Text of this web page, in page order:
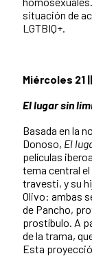
situación de
LGTBIQ+.
Miércoles 21
El lugar sin
Basada en la
Donoso, El
películas
tema central el
travesti, y su
Olivo: ambas
de Pancho,
prostíbulo. A
de la trama,
Esta